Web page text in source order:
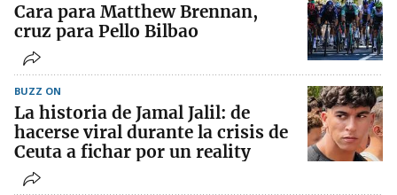
Cara para Matthew Brennan,
cruz para Pello Bilbao
BUZZ ON
La historia de Jamal Jalil: de
hacerse viral durante la crisis de
Ceuta a fichar por un reality